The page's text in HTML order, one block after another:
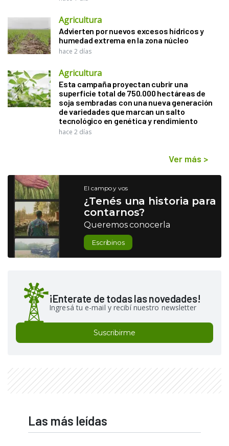
Agricultura
Advierten por nuevos excesos hídricos y
humedad extrema en la zona núcleo
hace 2 días
Agricultura
Esta campaña proyectan cubrir una
superficie total de 750.000 hectáreas de
soja sembradas con una nueva generación
de variedades que marcan un salto
tecnológico en genética y rendimiento
hace 2 días
Ver más >
El campo y vos
¿Tenés una historia para
contarnos?
Queremos conocerla
Escribinos
¡Enterate de todas las novedades!
Ingresá tu e-mail y recibí nuestro newsletter
Suscribirme
Las más leídas